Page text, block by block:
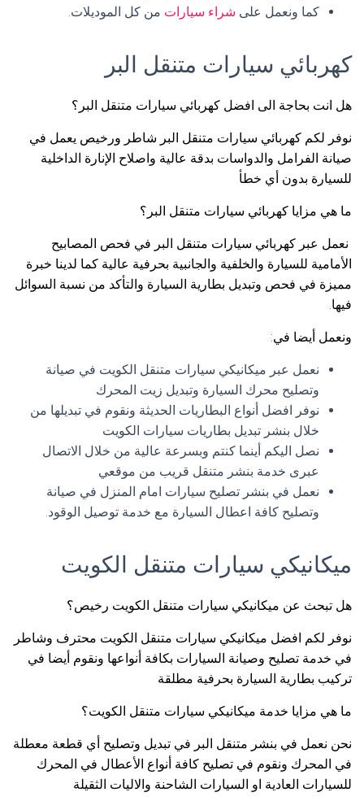
كما ونعمل على شراء سيارات من كل الموديلات.
كهربائي سيارات متنقل البر
هل انت بحاجة الى افضل كهربائي سيارات متنقل البر؟
نوفر لكم كهربائي سيارات متنقل البر شاطر ورخيص يعمل في
صيانة الفرامل والدواسات بدقة عالية واصلاح الإنارة الداخلية
للسيارة بدون أي خطأ
ما هي مزايا كهربائي سيارات متنقل البر؟
نعمل عبر كهربائي سيارات متنقل البر في فحص المصابيح
الأمامية للسيارة والخلفية والجانبية بحرفية عالية كما لدينا خبرة
مميزة في فحص وتبديل بطارية السيارة والتأكد من نسبة السوائل
فيها.
ونعمل أيضا في:
نعمل عبر ميكانيكي سيارات متنقل الكويت في صيانة
وتصليح محرك السيارة وتبديل زيت المحرك
نوفر افضل أنواع البطاريات الحديثة ونقوم في تبديلها من
خلال بنشر تبديل بطاريات سيارات الكويت
نصل اليكم أينما كنتم وبسرعة عالية من خلال الاتصال
عبرى خدمة بنشر متنقل قريب من موقعي
نعمل في بنشر تصليح سيارات امام المنزل في صيانة
وتصليح كافة اعطال السيارة مع خدمة توصيل الوقود.
ميكانيكي سيارات متنقل الكويت
هل تبحث عن ميكانيكي سيارات متنقل الكويت رخيص؟
نوفر لكم افضل ميكانيكي سيارات متنقل الكويت محترف وشاطر
في خدمة تصليح وصيانة السيارات بكافة أنواعها ونقوم أيضا في
تركيب بطارية السيارة بحرفية مطلقة
ما هي مزايا خدمة ميكانيكي سيارات متنقل الكويت؟
نحن نعمل في بنشر متنقل البر في تبديل وتصليح أي قطعة معطلة
في المحرك ونقوم في تصليح كافة أنواع الأعطال في المحرك
للسيارات العادية او السيارات الشاحنة والاليات الثقيلة